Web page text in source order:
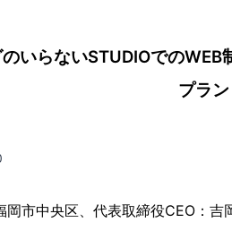
いらないSTUDIOでの
プラ
市中央区、代表取締役CEO：